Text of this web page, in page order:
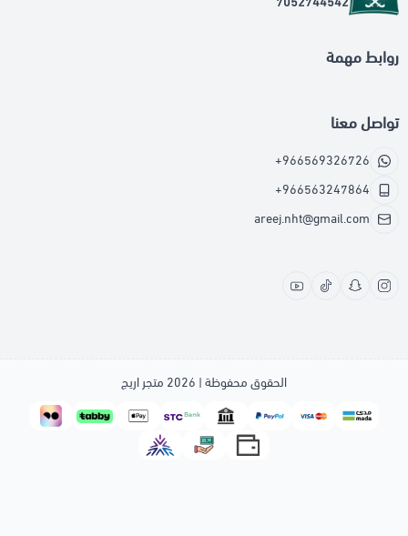
روابط مهمة
تواصل معنا
+966569326726
+966563247864
areej.nht@gmail.com
الحقوق محفوظة | 2026 متجر اريج